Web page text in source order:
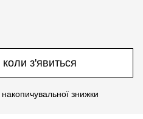
з'явиться
знижки